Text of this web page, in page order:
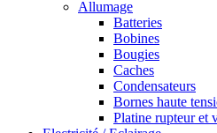
Allumage
Batteries
Bobines
Bougies
Caches
Condensateurs
Bornes haute
Platine rupteur et